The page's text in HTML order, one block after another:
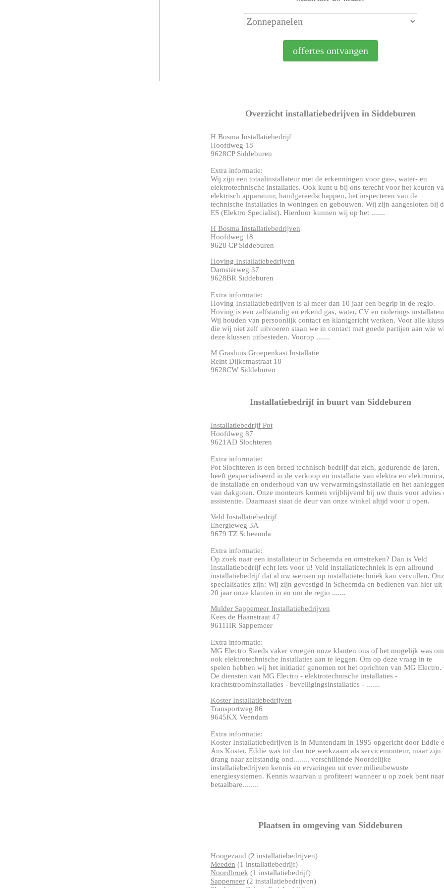
Overzicht installatiebedrijven in Siddeburen
H Bosma Installatiebedrijf
Hoofdweg 18
9628CP Siddeburen
Extra informatie:
Wij zijn een totaalinstallateur met de erkenningen voor gas-, water- en
elektrotechnische installaties. Ook kunt u bij ons terecht voor het keuren
elektrisch apparatuur, handgereedschappen, het inspecteren van de
technische installaties in woningen en gebouwen. Wij zijn aangesloten bij
ES (Elektro Specialist). Hierdoor kunnen wij op het .......
H Bosma Installatiebedrijven
Hoofdweg 18
9628 CP Siddeburen
Hoving Installatiebedrijven
Damsterweg 37
9628BR Siddeburen
Extra informatie:
Hoving Installatiebedrijven is al meer dan 10 jaar een begrip in de regio.
Hoving is een zelfstandig en erkend gas, water, CV en riolerings
Wij houden van persoonlijk contact en klantgericht werken. Voor alle
die wij niet zelf uitvoeren staan we in contact met goede partijen aan wie
deze klussen uitbesteden. Voorop .......
M Grashuis Groepenkast Installatie
Reint Dijkemastraat 18
9628CW Siddeburen
Installatiebedrijf in buurt van Siddeburen
Installatiebedrijf Pot
Hoofdweg 87
9621AD Slochteren
Extra informatie:
Pot Slochteren is een breed technisch bedrijf dat zich, gedurende de jaren,
heeft gespecialiseerd in de verkoop en installatie van elektra en elektronica,
de installatie en onderhoud van uw verwarmingsinstallatie en het aanleggen
van dakgoten. Onze monteurs komen vrijblijvend bij uw thuis voor advies
assistentie. Daarnaast staat de deur van onze winkel altijd voor u open.
Veld Installatiebedrijf
Energieweg 3A
9679 TZ Scheemda
Extra informatie:
Op zoek naar een installateur in Scheemda en omstreken? Dan is Veld
Installatiebedrijf echt iets voor u! Veld installatietechniek is een allround
installatiebedrijf dat al uw wensen op installatietechniek kan vervullen.
specialisaties zijn: Wij zijn gevestigd in Scheemda en bedienen van hier uit
20 jaar onze klanten in en om de regio .......
Mulder Sappemeer Installatiebedrijven
Kees de Haanstraat 47
9611HR Sappemeer
Extra informatie:
MG Electro Steeds vaker vroegen onze klanten ons of het mogelijk was om
ook elektrotechnische installaties aan te leggen. Om op deze vraag in te
spelen hebben wij het initiatief genomen tot het oprichten van MG Electro.
De diensten van MG Electro - elektrotechnische installaties -
krachtstroominstallaties - beveiligingsinstallaties - .......
Koster Installatiebedrijven
Transportweg 86
9645KX Veendam
Extra informatie:
Koster Installatiebedrijven is in Muntendam in 1995 opgericht door Eddie
Ans Koster. Eddie was tot dan toe werkzaam als servicemonteur, maar zijn
drang naar zelfstandig ond........ verschillende Noordelijke
installatiebedrijven kennis en ervaringen uit over milieubewuste
energiesystemen. Kennis waarvan u profiteert wanneer u op zoek bent naar
betaalbare........
Plaatsen in omgeving van Siddeburen
Hoogezand (2 installatiebedrijven)
Meeden (1 installatiebedrijf)
Noordbroek (1 installatiebedrijf)
Sappemeer(2 installatiebedrijven)